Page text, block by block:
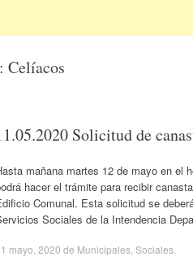
Celíacos
Solicitud de
mañana martes 12 de mayo en el
hacer el trámite para recibir
Comunal. Esta solicitud se
Sociales de la Intendencia
mayo, 2020 de Municipales Sociales